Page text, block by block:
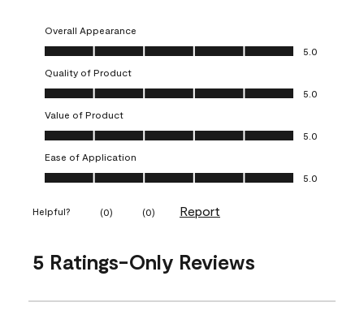
Overall Appearance
Overall Appearance, 5.0 out of 5
5.0
Quality of Product
Quality of Product, 5.0 out of 5
5.0
Value of Product
Value of Product, 5.0 out of 5
5.0
Ease of Application
Ease of Application, 5.0 out of 5
5.0
Helpful? (0) (0) Report
5 Ratings-Only Reviews